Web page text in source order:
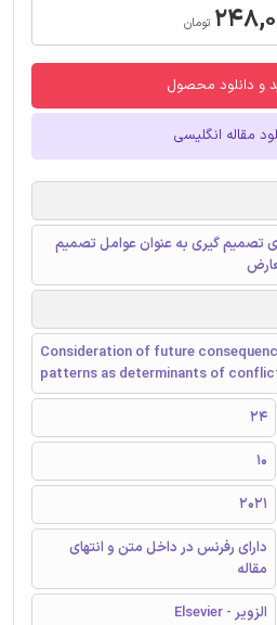
تومان
و دانلود محصول
مقاله انگلیسی
تصمیم گیری به عنوان عوامل تصمیم
Consideration of future
patterns as determinants of
24
10
2021
دارای رفرنس در داخل متن و انتهای
مقاله
الزویر - Elsevier